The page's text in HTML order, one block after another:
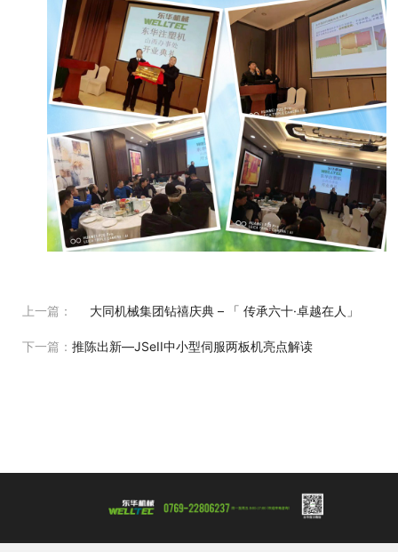
上一篇： 大同机械集团钻禧庆典 – 「 传承六十·卓越在人」
下一篇：推陈出新—JSeII中小型伺服两板机亮点解读